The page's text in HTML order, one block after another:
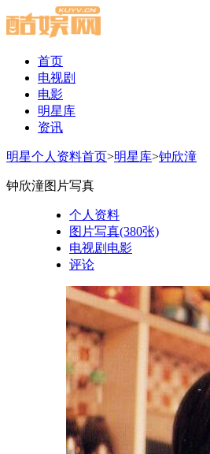
首页
电视剧
电影
明星库
资讯
明星个人资料首页>明星库>钟欣潼
钟欣潼图片写真
个人资料
图片写真(380张)
电视剧电影
评论